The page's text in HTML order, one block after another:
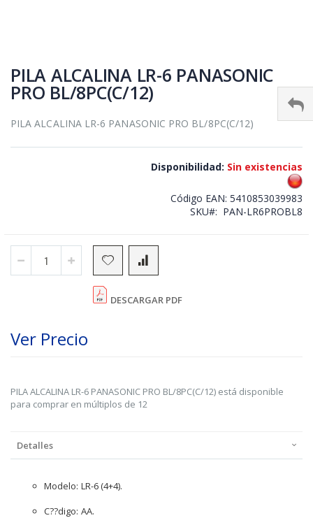
to
the
beginning
the
gallery
PILA ALCALINA LR-6 PANASONIC
PRO BL/8PC(C/12)
PILA ALCALINA LR-6 PANASONIC PRO BL/8PC(C/12)
Disponibilidad: Sin existencias
Código EAN: 5410853039983
SKU
PAN-LR6PROBL8
DESCARGAR PDF
Ver Precio
PILA ALCALINA LR-6 PANASONIC PRO BL/8PC(C/12) está disponible
para comprar en múltiplos de 12
Detalles
Modelo: LR-6 (4+4).
C??digo: AA.